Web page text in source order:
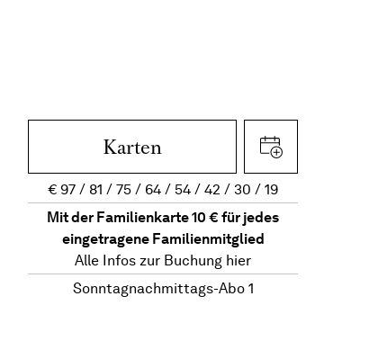
Karten
€97 81 75 64 54 42 30
19
Mit der Familienkarte 10 € für jedes
eingetragene Familienmitglied
Alle Infos zur Buchung hier
Sonntagnachmittags-Abo 1